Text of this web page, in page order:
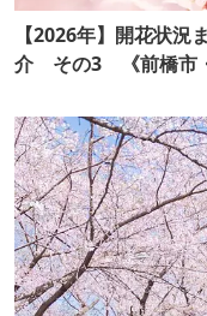
【2026年】開花状
介 その3 《前橋市